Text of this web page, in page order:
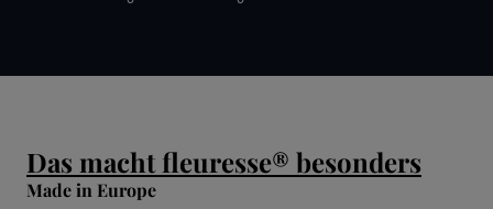
Das macht fleuresse® besonders
Made in Europe